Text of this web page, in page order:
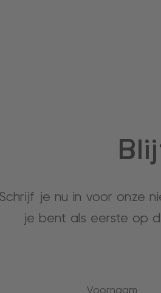
Schrijf je nu in voor onze
je bent als eerste op